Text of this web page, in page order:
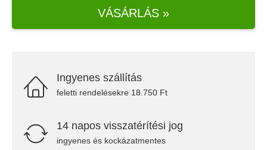
VÁSÁRLÁS »
Ingyenes szállítás
feletti rendelésekre 18.750 Ft
14 napos visszatérítési jog
ingyenes és kockázatmentes